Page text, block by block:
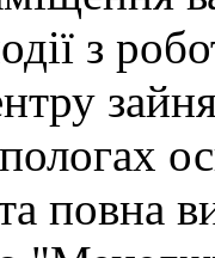
з
пологах
повна